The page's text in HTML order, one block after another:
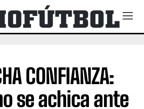
CONFIANZA:
se achica ante